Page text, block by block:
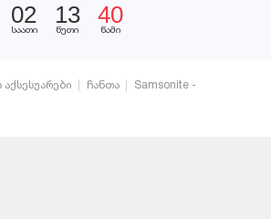
02
საათი
13
წუთი
40
წამი
აქსესუარები ჩანთა
Samsonite -